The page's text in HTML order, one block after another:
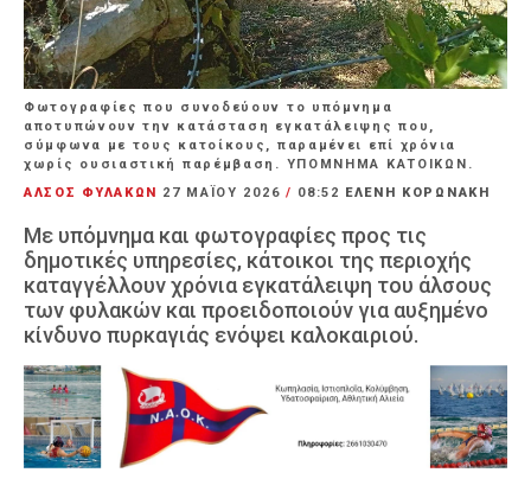
Φωτογραφίες που συνοδεύουν το υπόμνημα
αποτυπώνουν την κατάσταση εγκατάλειψης που,
σύμφωνα με τους κατοίκους, παραμένει επί χρόνια
χωρίς ουσιαστική παρέμβαση. ΥΠΟΜΝΗΜΑ ΚΑΤΟΙΚΩΝ.
ΑΛΣΟΣ ΦΥΛΑΚΩΝ 27 ΜΑΪ́ΟΥ 2026 / 08:52 ΕΛΕΝΗ ΚΟΡΩΝΑΚΗ
Με υπόμνημα και φωτογραφίες προς τις
δημοτικές υπηρεσίες, κάτοικοι της περιοχής
καταγγέλλουν χρόνια εγκατάλειψη του άλσους
των φυλακών και προειδοποιούν για αυξημένο
κίνδυνο πυρκαγιάς ενόψει καλοκαιριού.